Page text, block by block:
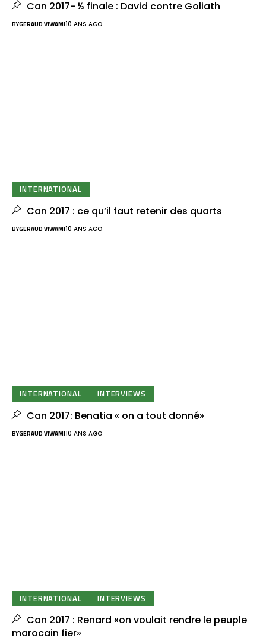
Can 2017- ½ finale : David contre Goliath
BYGERAUD VIWAMI10 ANS AGO
INTERNATIONAL
Can 2017 : ce qu’il faut retenir des quarts
BYGERAUD VIWAMI10 ANS AGO
INTERNATIONAL INTERVIEWS
Can 2017: Benatia « on a tout donné»
BYGERAUD VIWAMI10 ANS AGO
INTERNATIONAL INTERVIEWS
Can 2017 : Renard «on voulait rendre le peuple
marocain fier»